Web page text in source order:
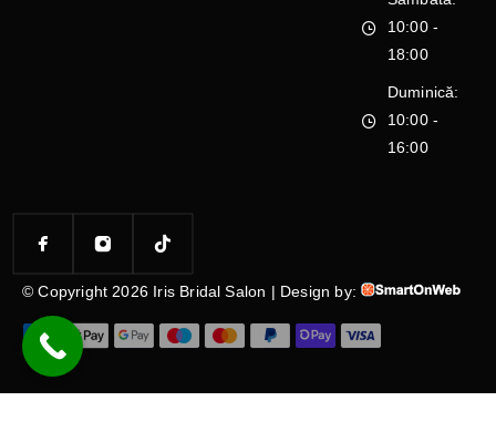
10:00 -
18:00
Duminică:
10:00 -
16:00
© Copyright 2026 Iris Bridal Salon | Design by: